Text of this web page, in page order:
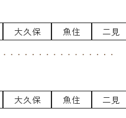
大久保 魚住 二見
大久保 魚住 二見